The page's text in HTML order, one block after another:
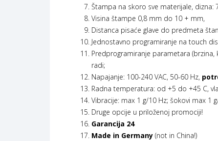
Štampa na skoro sve materijale, dizna:
Visina štampe 0,8 mm do 10 + mm,
Distanca pisaće glave do predmeta
Jednostavno programiranje na touch
Predprogramiranje parametara
radi;
Napajanje: 100-240 VAC, 50-60 Hz,
Radna temperatura: od +5 do +45 C,
Vibracije: max 1 g/10 Hz; šokovi max 1
Druge opcije u priloženoj promociji!
Garancija 24
Made in Germany (not in China!)